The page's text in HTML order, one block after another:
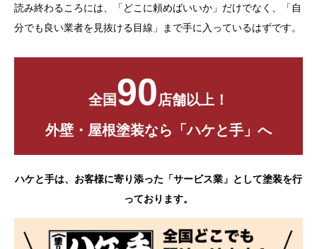
読み終わるころには、「どこに頼めばいいか」だけでなく、「自
分でも良い業者を見抜ける目線」まで手に入っているはずです。
全国90店舗以上！
外壁・屋根塗装なら「ハケと手」へ
ハケと手は、お客様に寄り添った「サービス業」として塗装を行
っております。